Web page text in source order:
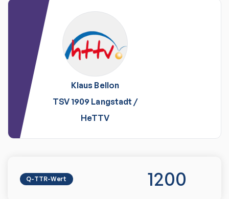
Klaus Bellon
TSV 1909 Langstadt /
HeTTV
Q-TTR-Wert 1200